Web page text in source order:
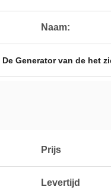
Naam:
De Generator van de het
Prijs
Levertijd